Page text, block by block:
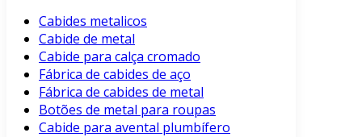
Cabides metalicos
Cabide de metal
Cabide para calça cromado
Fábrica de cabides de aço
Fábrica de cabides de metal
Botões de metal para roupas
Cabide para avental plumbífero